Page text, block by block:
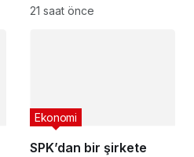
21 saat önce
SPK’dan bir şirkete
Ekonomi